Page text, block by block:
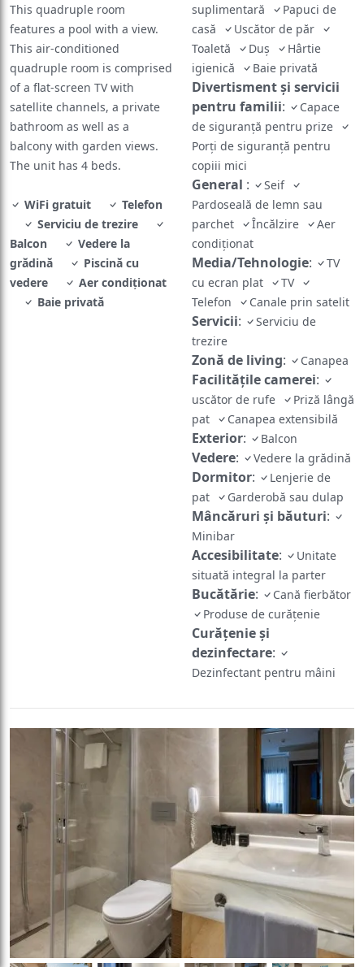
This quadruple room
features a pool with a view.
This air-conditioned
quadruple room is comprised
of a flat-screen TV with
satellite channels, a private
bathroom as well as a
balcony with garden views.
The unit has 4 beds.
WiFi gratuit
Telefon
Serviciu de trezire
Balcon
Vedere la
grădină
Piscină cu
vedere
Aer condiţionat
Baie privată
suplimentară
Papuci de
casă
Uscător de păr
Toaletă
Duş
Hârtie
igienică
Baie privată
Divertisment și servicii
pentru familii:
Capace
de siguranță pentru prize
Porți de siguranță pentru
copiii mici
General :
Seif
Pardoseală de lemn sau
parchet
Încălzire
Aer
condiţionat
Media/Tehnologie:
TV
cu ecran plat
TV
Telefon
Canale prin satelit
Servicii:
Serviciu de
trezire
Zonă de living: Canapea
Facilităţile camerei:
uscător de rufe
Priză lângă
pat
Canapea extensibilă
Exterior: Balcon
Vedere: Vedere la grădină
Dormitor:
Lenjerie de
pat
Garderobă sau dulap
Mâncăruri și băuturi:
Minibar
Accesibilitate:
Unitate
situată integral la parter
Bucătărie:
Cană fierbător
Produse de curățenie
Curățenie și
dezinfectare:
Dezinfectant pentru mâini